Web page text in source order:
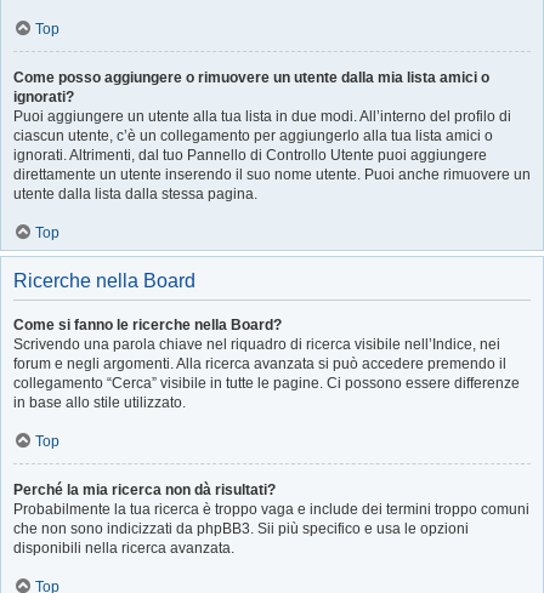
Top
Come posso aggiungere o rimuovere un utente dalla mia lista amici o
ignorati?
Puoi aggiungere un utente alla tua lista in due modi. All’interno del profilo di
ciascun utente, c’è un collegamento per aggiungerlo alla tua lista amici o
ignorati. Altrimenti, dal tuo Pannello di Controllo Utente puoi aggiungere
direttamente un utente inserendo il suo nome utente. Puoi anche rimuovere un
utente dalla lista dalla stessa pagina.
Top
Ricerche nella Board
Come si fanno le ricerche nella Board?
Scrivendo una parola chiave nel riquadro di ricerca visibile nell’Indice, nei
forum e negli argomenti. Alla ricerca avanzata si può accedere premendo il
collegamento “Cerca” visibile in tutte le pagine. Ci possono essere differenze
in base allo stile utilizzato.
Top
Perché la mia ricerca non dà risultati?
Probabilmente la tua ricerca è troppo vaga e include dei termini troppo comuni
che non sono indicizzati da phpBB3. Sii più specifico e usa le opzioni
disponibili nella ricerca avanzata.
Top